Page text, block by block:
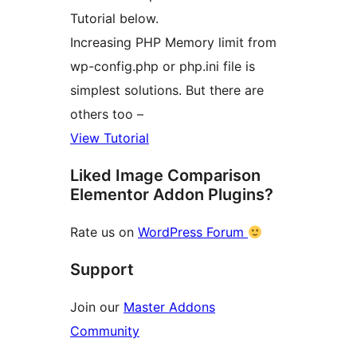
Tutorial below.
Increasing PHP Memory limit from
wp-config.php or php.ini file is
simplest solutions. But there are
others too –
View Tutorial
Liked Image Comparison
Elementor Addon Plugins?
Rate us on WordPress Forum
Support
Join our Master Addons
Community